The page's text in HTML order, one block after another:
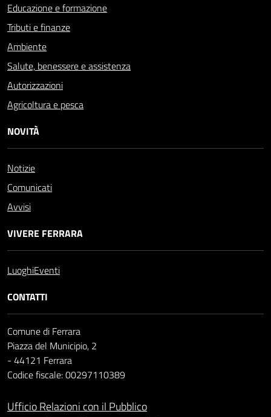
Educazione e formazione
Tributi e finanze
Ambiente
Salute, benessere e assistenza
Autorizzazioni
Agricoltura e pesca
NOVITÀ
Notizie
Comunicati
Avvisi
VIVERE FERRARA
LuoghiEventi
CONTATTI
Comune di Ferrara
Piazza del Municipio, 2
- 44121 Ferrara
Codice fiscale: 00297110389
Ufficio Relazioni con il Pubblico